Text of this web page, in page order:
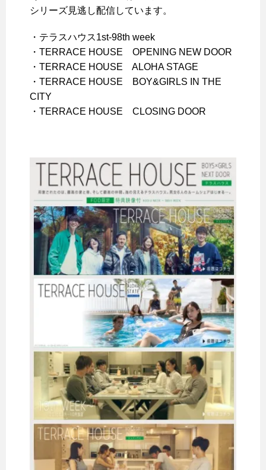
シリーズ見逃し配信しています。
・テラスハウス1st-98th week
・TERRACE HOUSE OPENING NEW DOOR
・TERRACE HOUSE ALOHA STAGE
・TERRACE HOUSE BOY&GIRLS IN THE
CITY
・TERRACE HOUSE CLOSING DOOR